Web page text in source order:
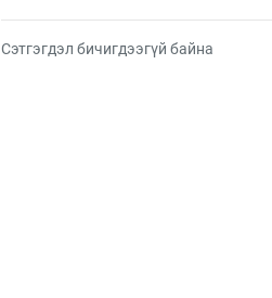
Сэтгэгдэл бичигдээгүй байна